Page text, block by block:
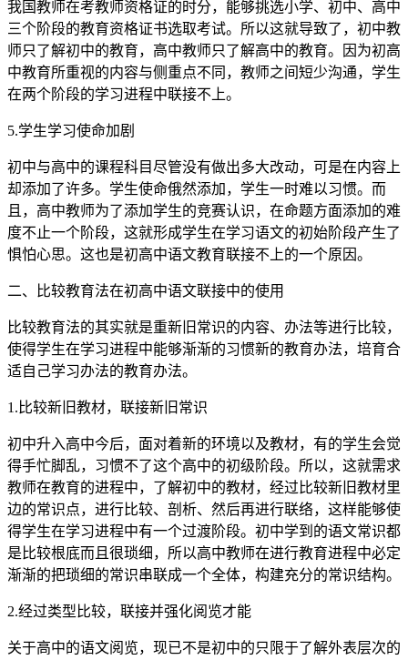
我国教师在考教师资格证的时分，能够挑选小学、初中、高中
三个阶段的教育资格证书选取考试。所以这就导致了，初中教
师只了解初中的教育，高中教师只了解高中的教育。因为初高
中教育所重视的内容与侧重点不同，教师之间短少沟通，学生
在两个阶段的学习进程中联接不上。
5.学生学习使命加剧
初中与高中的课程科目尽管没有做出多大改动，可是在内容上
却添加了许多。学生使命俄然添加，学生一时难以习惯。而
且，高中教师为了添加学生的竞赛认识，在命题方面添加的难
度不止一个阶段，这就形成学生在学习语文的初始阶段产生了
惧怕心思。这也是初高中语文教育联接不上的一个原因。
二、比较教育法在初高中语文联接中的使用
比较教育法的其实就是重新旧常识的内容、办法等进行比较，
使得学生在学习进程中能够渐渐的习惯新的教育办法，培育合
适自己学习办法的教育办法。
1.比较新旧教材，联接新旧常识
初中升入高中今后，面对着新的环境以及教材，有的学生会觉
得手忙脚乱，习惯不了这个高中的初级阶段。所以，这就需求
教师在教育的进程中，了解初中的教材，经过比较新旧教材里
边的常识点，进行比较、剖析、然后再进行联络，这样能够使
得学生在学习进程中有一个过渡阶段。初中学到的语文常识都
是比较根底而且很琐细，所以高中教师在进行教育进程中必定
渐渐的把琐细的常识串联成一个全体，构建充分的常识结构。
2.经过类型比较，联接并强化阅览才能
关于高中的语文阅览，现已不是初中的只限于了解外表层次的